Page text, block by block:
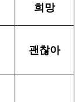
희망
괜찮아